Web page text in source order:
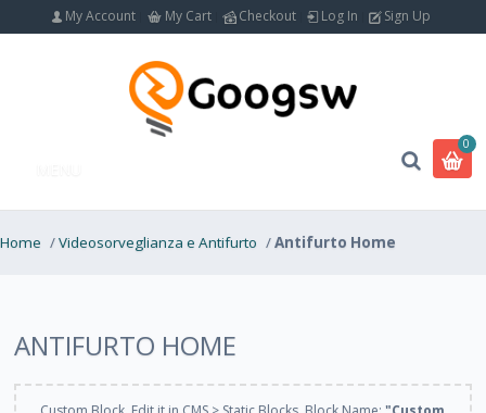
My Account My Cart Checkout Log In Sign Up
0
Home /Videosorveglianza e Antifurto /Antifurto Home
ANTIFURTO HOME